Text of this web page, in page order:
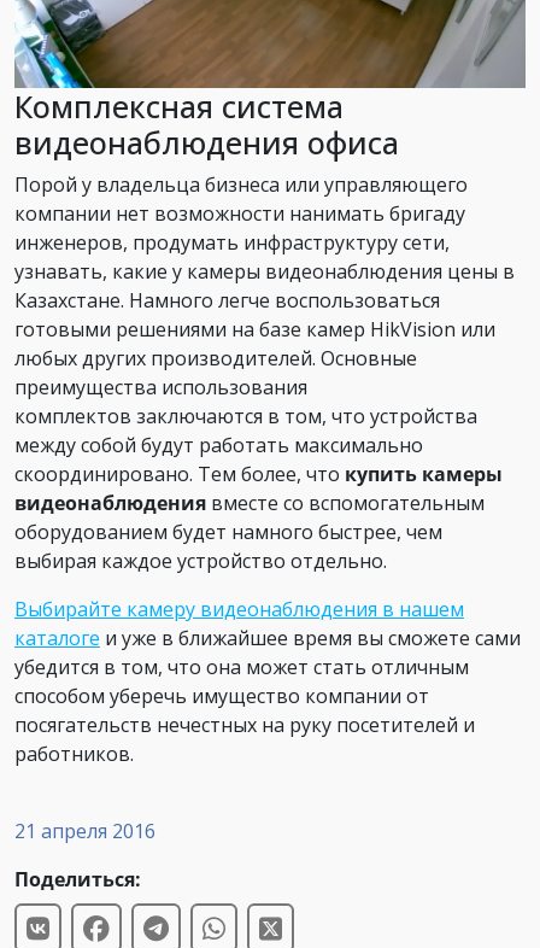
21 апреля 2016
Поделиться:
Комплексная система
видеонаблюдения офиса
Порой у владельца бизнеса или управляющего
компании нет возможности нанимать бригаду
инженеров, продумать инфраструктуру сети,
узнавать, какие у камеры видеонаблюдения цены в
Казахстане. Намного легче воспользоваться
готовыми решениями на базе камер HikVision или
любых других производителей. Основные
преимущества использования
комплектов заключаются в том, что устройства
между собой будут работать максимально
скоординировано. Тем более, что купить камеры
видеонаблюдения вместе со вспомогательным
оборудованием будет намного быстрее, чем
выбирая каждое устройство отдельно.
Выбирайте камеру видеонаблюдения в нашем
каталоге и уже в ближайшее время вы сможете сами
убедится в том, что она может стать отличным
способом уберечь имущество компании от
посягательств нечестных на руку посетителей и
работников.